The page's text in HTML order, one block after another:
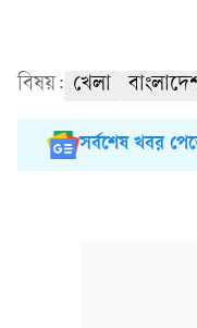
বিষয়: খেলা
সর্বশেষ খবর